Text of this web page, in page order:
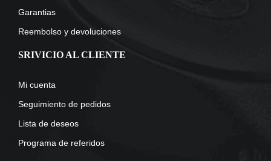
Garantias
Reembolso y devoluciones
SRIVICIO AL CLIENTE
Mi cuenta
Seguimiento de pedidos
Lista de deseos
Programa de referidos